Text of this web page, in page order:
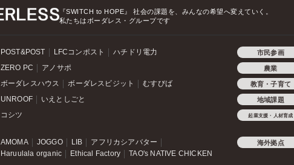
『SWITCH to HOPE』
社会の課題を、みんなの希望へ変えていく。
私たちはボーダレス・グループです
POST&POST LFCコンポスト ハチドリ電力 市民参画
ZERO PC アノサポ 農業
ボーダレスハウス ボーダレスビジット むすびば 教育・子育て
UNROOF いえとしごと 地域課題
コシツ 起業支援・人材育成
AMOMA JOGGO LIB
アフリカシアバター
Haruulala organic
Ethical Factory TAO's NATIVE CHICKEN
海外拠点